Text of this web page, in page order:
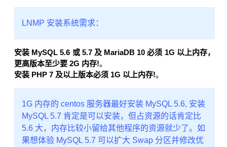
LNMP 安装系统需求：
安装 MySQL 5.6 或 5.7 及 MariaDB 10 必须 1G 以上内存，
更高版本至少要 2G 内存!。
安装 PHP 7 及以上版本必须 1G 以上内存!。
1G 内存的 centos 服务器最好安装 MySQL 5.6, 安装
MySQL 5.7 肯定是可以安装，但占资源的话肯定比
5.6 大，内存比较小留给其他程序的资源就少了。如
果想体验 MySQL 5.7 可以扩大 Swap 分区并修改优